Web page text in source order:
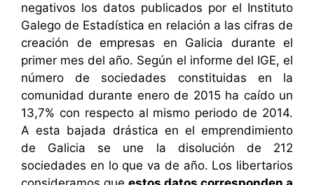
negativos los datos publicados por el Instituto
Galego de Estadística en relación a las cifras de
creación de empresas en Galicia durante el
primer mes del año. Según el informe del IGE, el
número de sociedades constituidas en la
comunidad durante enero de 2015 ha caído un
13,7% con respecto al mismo periodo de 2014.
A esta bajada drástica en el emprendimiento
de Galicia se une la disolución de 212
sociedades en lo que va de año. Los libertarios